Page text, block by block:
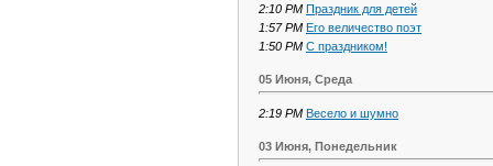
2:10 PM Праздник для детей
1:57 PM Его величество поэт
1:50 PM С праздником!
05 Июня, Среда
2:19 PM Весело и шумно
03 Июня, Понедельник